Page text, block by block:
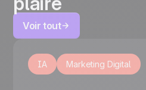
Voir tout
IA Marketing Digital